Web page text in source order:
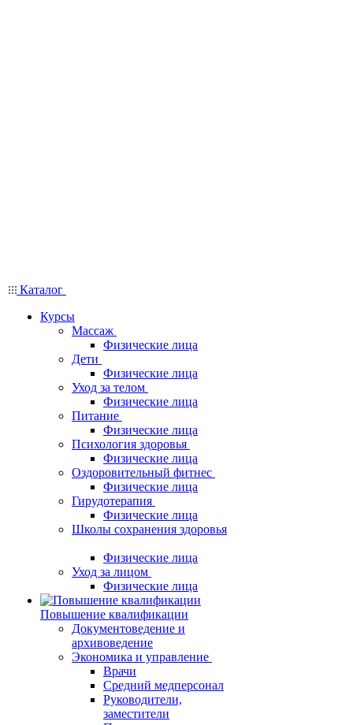
Каталог
Курсы
Массаж
Физические лица
Дети
Физические лица
Уход за телом
Физические лица
Питание
Физические лица
Психология здоровья
Физические лица
Оздоровительный фитнес
Физические лица
Гирудотерапия
Физические лица
Школы сохранения здоровья
Физические лица
Уход за лицом
Физические лица
Повышение квалификации
Документоведение и
архивоведение
Экономика и управление
Врачи
Средний медперсонал
Руководители,
заместители